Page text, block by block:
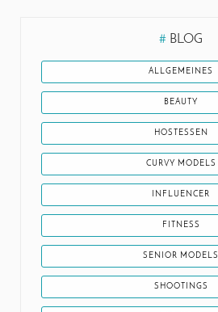
# BLOG
ALLGEMEINES
BEAUTY
HOSTESSEN
CURVY MODELS
INFLUENCER
FITNESS
SENIOR MODELS
SHOOTINGS